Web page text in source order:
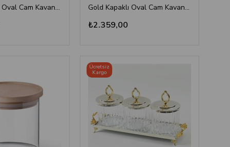
Gold Kapaklı Oval Cam Kavanoz 14x10x14cm - Orta Boy Dekoratif Saklama Kutusu Gold Kapaklı Oval Cam Kavanoz 18x14x16cm - Dekoratif Saklama Kutusu
₺2.359,00
Ücretsiz
Kargo